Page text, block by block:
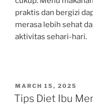
praktis dan bergizi
merasa lebih sehat
aktivitas sehari-hari.
POSTED
ON
MARCH 15, 2025
Tips Diet Ibu